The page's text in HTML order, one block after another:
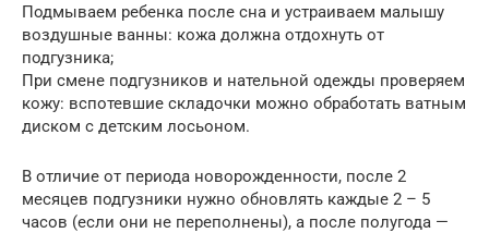
Подмываем ребенка после сна и устраиваем малышу
воздушные ванны: кожа должна отдохнуть от
подгузника;
При смене подгузников и нательной одежды проверяем
кожу: вспотевшие складочки можно обработать ватным
диском с детским лосьоном.
В отличие от периода новорожденности, после 2
месяцев подгузники нужно обновлять каждые 2 – 5
часов (если они не переполнены), а после полугода —